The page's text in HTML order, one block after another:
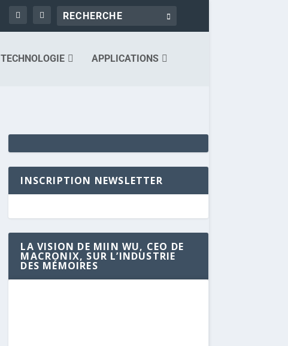
TECHNOLOGIE APPLICATIONS
INSCRIPTION NEWSLETTER
LA VISION DE MIIN WU, CEO DE
MACRONIX, SUR L’INDUSTRIE
DES MÉMOIRES